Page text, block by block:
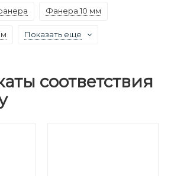
Фанера 10 мм
Показать еще
соответствия